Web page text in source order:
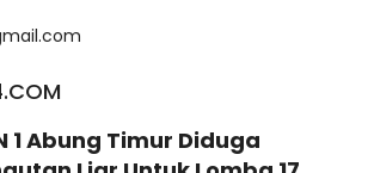
1 Abung Timur Diduga